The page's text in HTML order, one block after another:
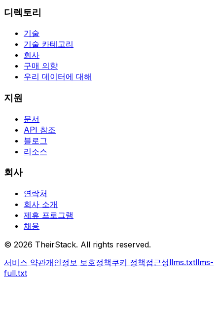
디렉토리
기술
기술 카테고리
회사
구매 의향
우리 데이터에 대해
지원
문서
API 참조
블로그
리소스
회사
연락처
회사 소개
제휴 프로그램
채용
© 2026 TheirStack. All rights reserved.
서비스 약관개인정보 보호정책쿠키 정책접근성llms.txtllms-
full.txt